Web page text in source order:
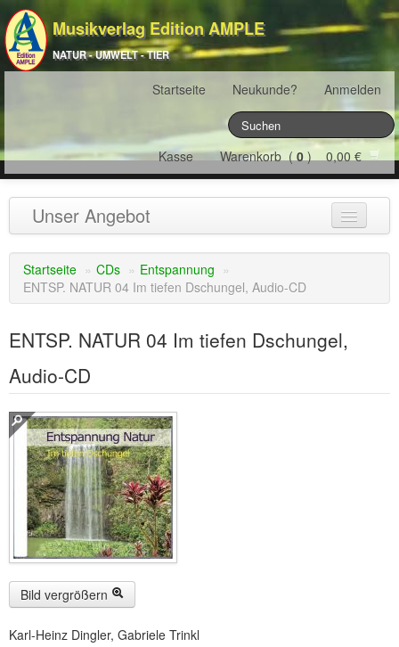
Musikverlag Edition AMPLE
NATUR - UMWELT - TIER
Startseite Neukunde? Anmelden
Kasse Warenkorb (0) 0,00 €
Unser Angebot
NATURJAHR(12)
ÖSTERREICH(22)
Serie ENTSPANNUNG NATUR
CDs
SOFORT HERUNTERLADEN
CD-ROM-MP3/DVD-ROM-MP3
DVD-Videos(8)
Spezial, Buch (28)
Startseite » CDs » Entspannung »
ENTSP. NATUR 04 Im tiefen Dschungel, Audio-CD
ENTSP. NATUR 04 Im tiefen Dschungel,
Audio-CD
Bild vergrößern
Karl-Heinz Dingler, Gabriele Trinkl